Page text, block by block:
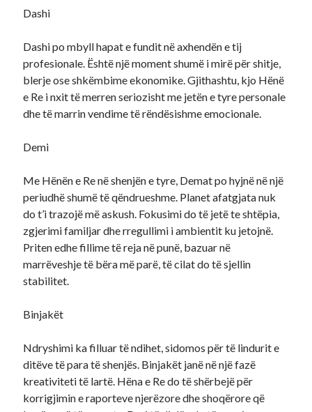
Dashi
Dashi po mbyll hapat e fundit në axhendën e tij
profesionale. Është një moment shumë i mirë për shitje,
blerje ose shkëmbime ekonomike. Gjithashtu, kjo Hënë
e Re i nxit të merren seriozisht me jetën e tyre personale
dhe të marrin vendime të rëndësishme emocionale.
Demi
Me Hënën e Re në shenjën e tyre, Demat po hyjnë në një
periudhë shumë të qëndrueshme. Planet afatgjata nuk
do t’i trazojë më askush. Fokusimi do të jetë te shtëpia,
zgjerimi familjar dhe rregullimi i ambientit ku jetojnë.
Priten edhe fillime të reja në punë, bazuar në
marrëveshje të bëra më parë, të cilat do të sjellin
stabilitet.
Binjakët
Ndryshimi ka filluar të ndihet, sidomos për të lindurit e
ditëve të para të shenjës. Binjakët janë në një fazë
kreativiteti të lartë. Hëna e Re do të shërbejë për
korrigjimin e raporteve njerëzore dhe shoqërore që